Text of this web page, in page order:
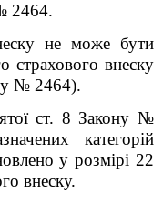
2464.
не може бути
страхового внеску
№ 2464).
ст. 8 Закону №
категорій
у розмірі 22
внеску.